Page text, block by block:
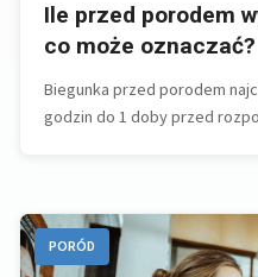
Ile przed porodem
co może oznaczać?
Biegunka przed porodem
godzin do 1 doby przed
PORÓD